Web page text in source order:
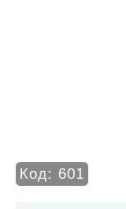
Код: 601